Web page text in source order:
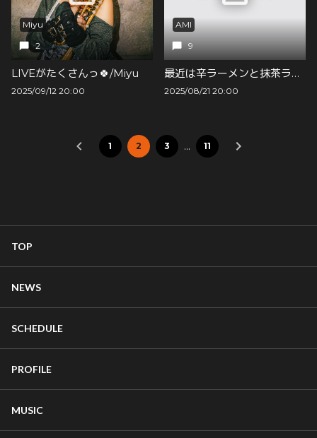
Miyu
2
LIVEがたくさんっ🍀/Miyu
2025/09/12 20:00
AMI
9
最近は辛ラーメンと抹茶ラテにハマってます🍜
2025/08/21 20:00
1 2 3 … 11
TOP
NEWS
SCHEDULE
PROFILE
MUSIC